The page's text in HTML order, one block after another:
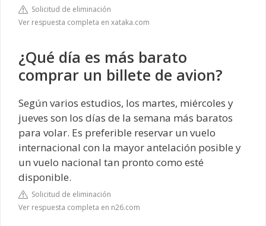
Solicitud de eliminación
Ver respuesta completa en xataka.com
¿Qué día es más barato
comprar un billete de avion?
Según varios estudios, los martes, miércoles y
jueves son los días de la semana más baratos
para volar. Es preferible reservar un vuelo
internacional con la mayor antelación posible y
un vuelo nacional tan pronto como esté
disponible.
Solicitud de eliminación
Ver respuesta completa en n26.com